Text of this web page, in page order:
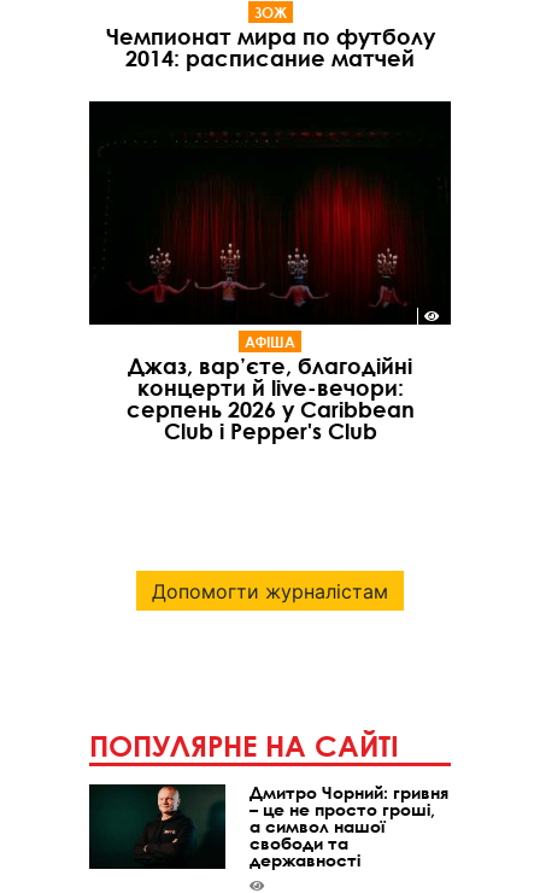
ЗОЖ
Чемпионат мира по футболу
2014: расписание матчей
АФІША
Джаз, вар’єте, благодійні
концерти й live-вечори:
серпень 2026 у Caribbean
Club і Pepper's Club
Допомогти журналістам
ПОПУЛЯРНЕ НА САЙТІ
Дмитро Чорний: гривня
– це не просто гроші,
а символ нашої
свободи та
державності